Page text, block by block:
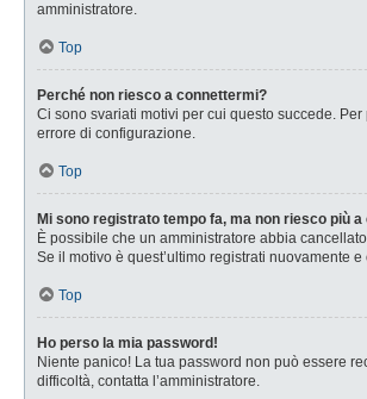
amministratore.
Top
Perché non riesco a connettermi?
Ci sono svariati motivi per cui questo succede.
errore di configurazione.
Top
Mi sono registrato tempo fa, ma non riesco più
È possibile che un amministratore abbia
Se il motivo è quest’ultimo registrati nuovamente
Top
Ho perso la mia password!
Niente panico! La tua password non può essere
difficoltà, contatta l’amministratore.